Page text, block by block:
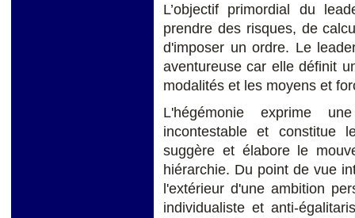
L’objectif primordial du
prendre des risques, de
d'imposer un ordre. Le
aventureuse car elle définit
modalités et les moyens et
L'hégémonie exprime
incontestable et constitue
suggère et élabore le
hiérarchie. Du point de vue
l'extérieur d'une ambition
individualiste et anti-